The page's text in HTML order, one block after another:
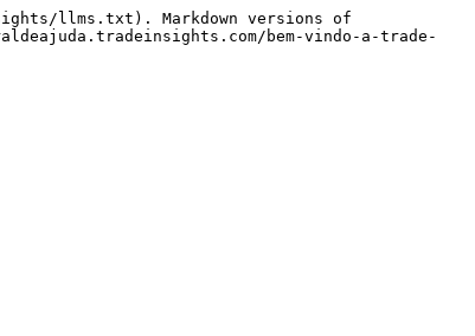
llms.txt). Markdown versions of
bem-vindo-a-trade-